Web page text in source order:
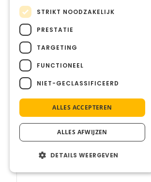
STRIKT NOODZAKELIJK
PRESTATIE
TARGETING
FUNCTIONEEL
NIET-GECLASSIFICEERD
ALLES ACCEPTEREN
ALLES AFWIJZEN
DETAILS WEERGEVEN